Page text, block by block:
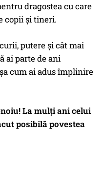
dragostea cu care
copii și tineri.
putere și cât mai
ai parte de ani
cum ai adus împlinire
La mulți ani celui
posibilă povestea